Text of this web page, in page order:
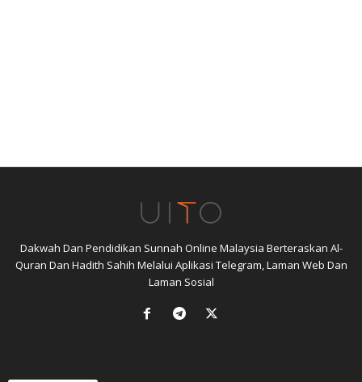
Dakwah Dan Pendidikan Sunnah Online Malaysia Berteraskan Al-
Quran Dan Hadith Sahih Melalui Aplikasi Telegram, Laman Web Dan
Laman Sosial